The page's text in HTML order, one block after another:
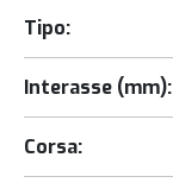
Tipo:
Interasse (mm):
Corsa: